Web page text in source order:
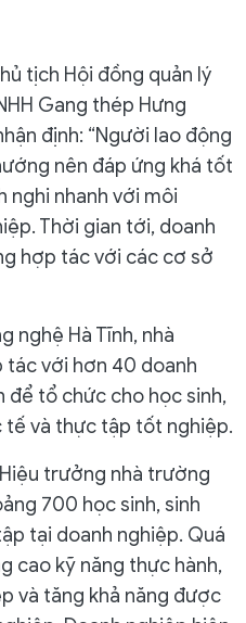
tịch Hội đồng quản lý
Gang thép Hưng
định: “Người lao động
nên đáp ứng khá tốt
nghi nhanh với môi
Thời gian tới, doanh
hợp tác với các cơ sở
nghệ Hà Tĩnh, nhà
với hơn 40 doanh
để tổ chức cho học sinh,
tế và thực tập tốt nghiệp.
trưởng nhà trường
700 học sinh, sinh
tại doanh nghiệp. Quá
cao kỹ năng thực hành,
và tăng khả năng được